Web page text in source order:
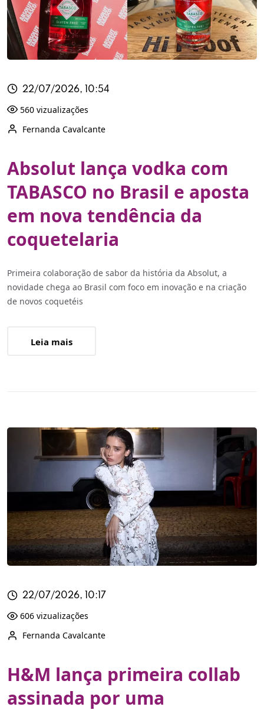
22/07/2026, 10:54
560 vizualizações
Fernanda Cavalcante
Absolut lança vodka com
TABASCO no Brasil e aposta
em nova tendência da
coquetelaria
Primeira colaboração de sabor da história da Absolut, a
novidade chega ao Brasil com foco em inovação e na criação
de novos coquetéis
Leia mais
22/07/2026, 10:17
606 vizualizações
Fernanda Cavalcante
H&M lança primeira collab
assinada por uma